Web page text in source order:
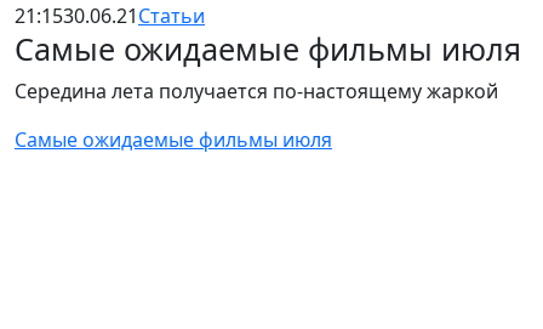
21:1530.06.21Статьи
Самые ожидаемые фильмы июля
Середина лета получается по-настоящему жаркой
Самые ожидаемые фильмы июля